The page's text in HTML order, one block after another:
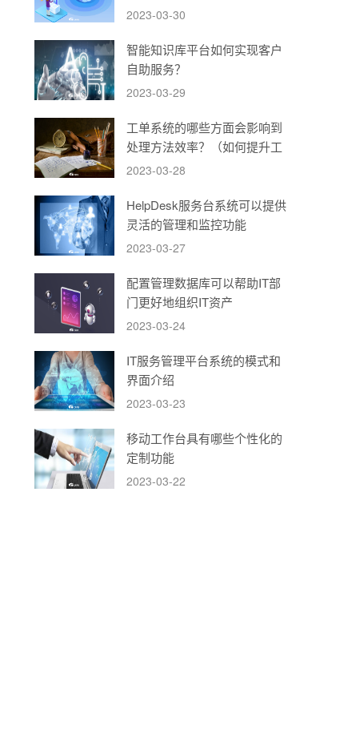
2023-03-30
智能知识库平台如何实现客户
自助服务？
2023-03-29
工单系统的哪些方面会影响到
处理方法效率？（如何提升工
单系统的运转效率）
2023-03-28
HelpDesk服务台系统可以提供
灵活的管理和监控功能
2023-03-27
配置管理数据库可以帮助IT部
门更好地组织IT资产
2023-03-24
IT服务管理平台系统的模式和
界面介绍
2023-03-23
移动工作台具有哪些个性化的
定制功能
2023-03-22